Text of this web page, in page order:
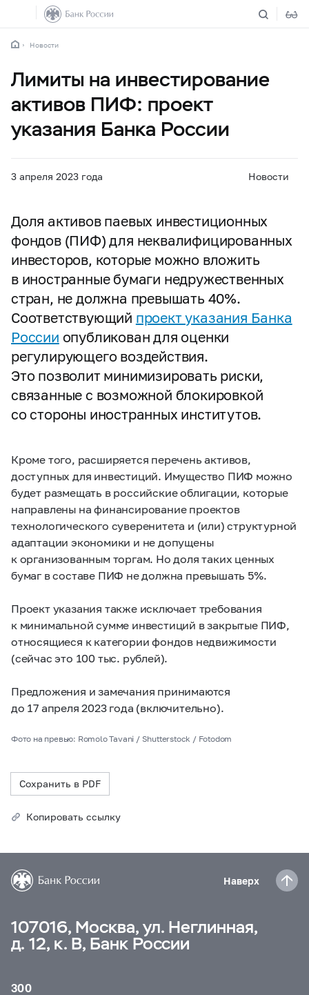
Новости
Лимиты на инвестирование
активов ПИФ: проект
указания Банка России
3 апреля 2023 года Новости
Доля активов паевых инвестиционных
фондов (ПИФ) для неквалифицированных
инвесторов, которые можно вложить
в иностранные бумаги недружественных
стран, не должна превышать 40%.
Соответствующий проект указания Банка
России опубликован для оценки
регулирующего воздействия.
Это позволит минимизировать риски,
связанные с возможной блокировкой
со стороны иностранных институтов.
Кроме того, расширяется перечень активов,
доступных для инвестиций. Имущество ПИФ можно
будет размещать в российские облигации, которые
направлены на финансирование проектов
технологического суверенитета и (или) структурной
адаптации экономики и не допущены
к организованным торгам. Но доля таких ценных
бумаг в составе ПИФ не должна превышать 5%.
Проект указания также исключает требования
к минимальной сумме инвестиций в закрытые ПИФ,
относящиеся к категории фондов недвижимости
(сейчас это 100 тыс. рублей).
Предложения и замечания принимаются
до 17 апреля 2023 года (включительно).
Фото на превью: Romolo Tavani / Shutterstock / Fotodom
Сохранить в PDF
Копировать ссылку
Наверх
107016, Москва, ул. Неглинная,
д. 12, к. В, Банк России
300